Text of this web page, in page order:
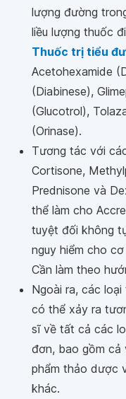
lượng đường
liều lượng thuốc
Thuốc trị tiểu
Acetohexamide
(Diabinese),
(Glucotrol),
(Orinase).
Tương tác với
Cortisone,
Prednisone và
thể làm cho
tuyệt đối không
nguy hiểm cho
Cần làm theo
Ngoài ra, các
có thể xảy ra
sĩ về tất cả các
đơn, bao gồm cả
phẩm thảo dược
khác.